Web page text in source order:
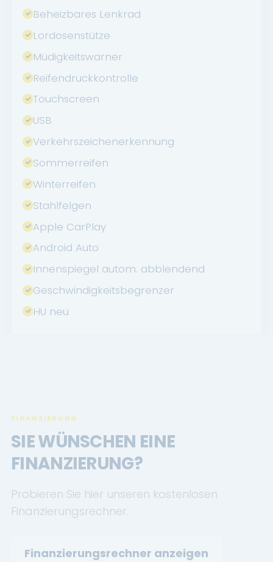
Beheizbares Lenkrad
Lordosenstütze
Müdigkeitswarner
Reifendruckkontrolle
Touchscreen
USB
Verkehrszeichenerkennung
Sommerreifen
Winterreifen
Stahlfelgen
Apple CarPlay
Android Auto
Innenspiegel autom. abblendend
Geschwindigkeitsbegrenzer
HU neu
FINANZIERUNG
SIE WÜNSCHEN EINE
FINANZIERUNG?
Probieren Sie hier unseren kostenlosen
Finanzierungsrechner.
Finanzierungsrechner anzeigen